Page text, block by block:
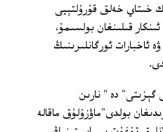
خىتاي خەلق قۇرۇلتېيى
قىلىنغان بولسىمۇ،
ئورگانلىرىنىڭ
گېزىتى" دە " نارىن
بولدى"ماۋزۇلۇق ماقالە